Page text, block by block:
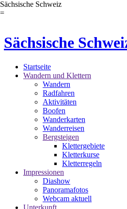
Sächsische Schweiz
=
Sächsische
Startseite
Wandern und Klettern
Wandern
Radfahren
Aktivitäten
Boofen
Wanderkarten
Wanderreisen
Bergsteigen
Klettergebiete
Kletterkurse
Kletterregeln
Impressionen
Diashow
Panoramafotos
Webcam aktuell
Unterkunft